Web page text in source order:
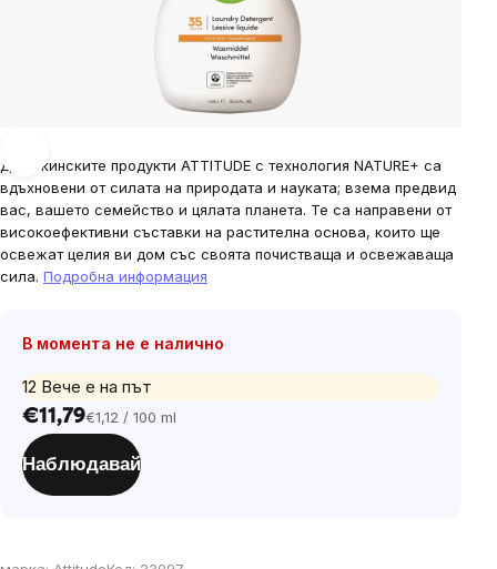
Домакинските продукти ATTITUDE с технология NATURE+ са
вдъхновени от силата на природата и науката; взема предвид
вас, вашето семейство и цялата планета. Те са направени от
високоефективни съставки на растителна основа, които ще
освежат целия ви дом със своята почистваща и освежаваща
сила. Подробна информация
В момента не е налично
12 Вече е на път
€11,79Цена
мярка:
€1,12 / 100 ml
Наблюдавай